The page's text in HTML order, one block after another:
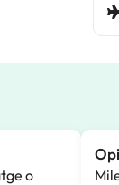
o